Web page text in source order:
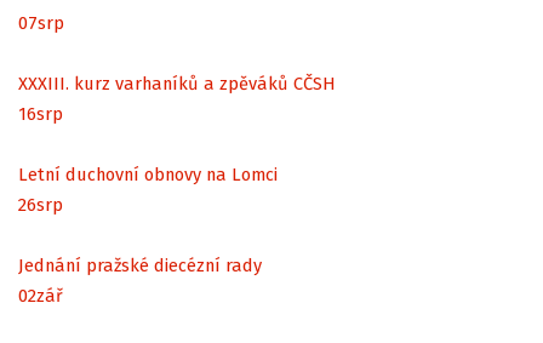
07srp
XXXIII. kurz varhaníků a zpěváků CČSH
16srp
Letní duchovní obnovy na Lomci
26srp
Jednání pražské diecézní rady
02zář